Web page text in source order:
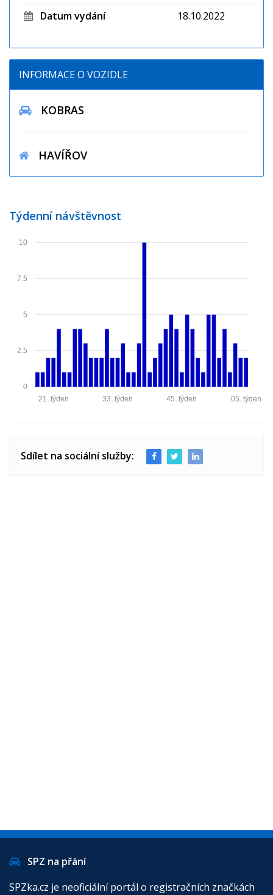
Datum vydání
18.10.2022
INFORMACE O VOZIDLE
KOBRAS
HAVÍŘOV
Týdenní návštěvnost
0
2.5
5
7.5
10
05. týden
45. týden
33. týden
21. týden
Sdílet na sociální služby:
SPZ na přání
SPZka.cz je neoficiální portál o registračních značkách